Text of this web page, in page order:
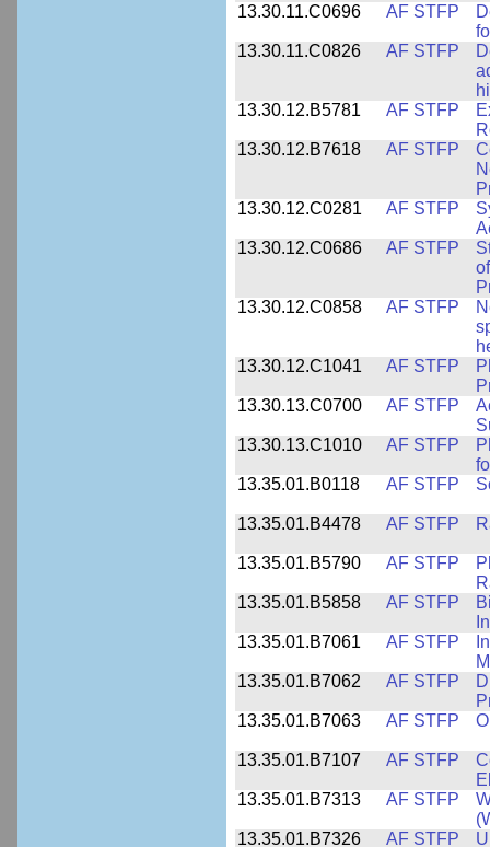
13.30.11.C0696
AF STFP
13.30.11.C0826
AF STFP
13.30.12.B5781
AF STFP
13.30.12.B7618
AF STFP
13.30.12.C0281
AF STFP
13.30.12.C0686
AF STFP
13.30.12.C0858
AF STFP
13.30.12.C1041
AF STFP
13.30.13.C0700
AF STFP
13.30.13.C1010
AF STFP
13.35.01.B0118
AF STFP
13.35.01.B4478 AF STFP
13.35.01.B5790 AF STFP
13.35.01.B5858
AF STFP
13.35.01.B7061
AF STFP
13.35.01.B7062
AF STFP
13.35.01.B7063
AF STFP
13.35.01.B7107 AF STFP
13.35.01.B7313
AF STFP
13.35.01.B7326
AF STFP